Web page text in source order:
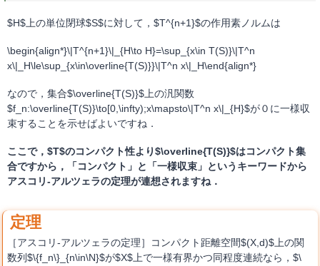
$H$上の単位閉球$S$に対して，$T^{n+1}$の作用素ノルムは
\begin{align*}\|T^{n+1}\|_{H\to H}=\sup_{x\in T(S)}\|T^n
x\|_H\le\sup_{x\in\overline{T(S)}}\|T^n x\|_H\end{align*}
なので，集合$\overline{T(S)}$上の汎関数
$f_n:\overline{T(S)}\to[0,\infty);x\mapsto\|T^n x\|_{H}$が０に一様収
束することを示せばよいですね．
ここで，$T$のコンパクト性より$\overline{T(S)}$はコンパクト集
合ですから，「コンパクト」と「一様収束」というキーワードから
アスコリ-アルツェラの定理が連想されますね．
［アスコリ-アルツェラの定理］コンパクト距離空間$(X,d)$上の関
数列$\{f_n\}_{n\in\N}$が$X$上で一様有界かつ同程度連続なら，$\